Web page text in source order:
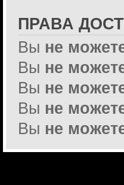
ПРАВА
Вы не
Вы не
Вы не
Вы не
Вы не